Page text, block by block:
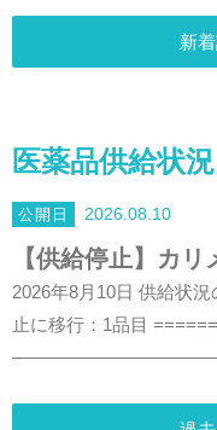
新
医薬品供給状況
2026.08.10
【供給停止】カ
2026年8月10日 供給状
止に移行：1品目